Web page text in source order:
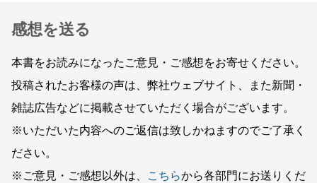
感想を送る
本書をお読みになったご意見・ご感想をお寄せください。
投稿されたお客様の声は、弊社ウェブサイト、また新聞・
雑誌広告などに掲載させていただく場合がございます。
※いただいた内容へのご返信は致しかねますのでご了承く
ださい。
※ご意見・ご感想以外は、
こちらから各部門にお送りくだ